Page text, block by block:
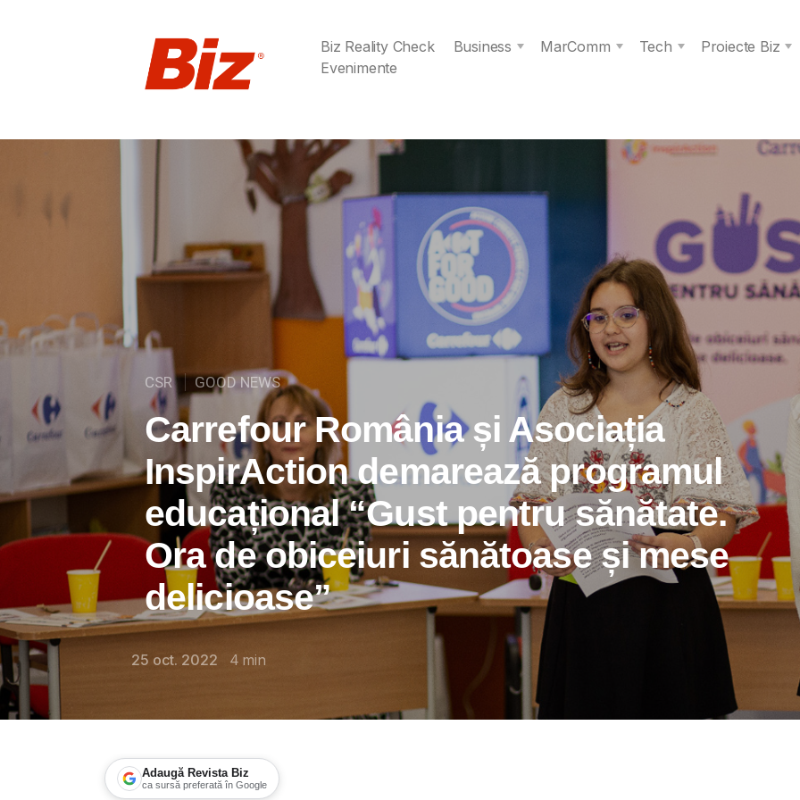
Biz Reality Check Business MarComm Tech
Proiecte Biz
Evenimente
CSR GOOD NEWS
Carrefour România și Asociația
InspirAction demarează programul
educațional “Gust pentru sănătate.
Ora de obiceiuri sănătoase și mese
delicioase”
25 oct. 2022 4 min
Adaugă Revista Biz
ca sursă preferată în Google